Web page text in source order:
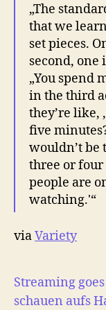
„The
that we
set pieces.
second, one
„You spend
in the third
they’re like,
five
wouldn’t
three or four
people are
watching.'“
viaVariety
Streaming
schauen aufs